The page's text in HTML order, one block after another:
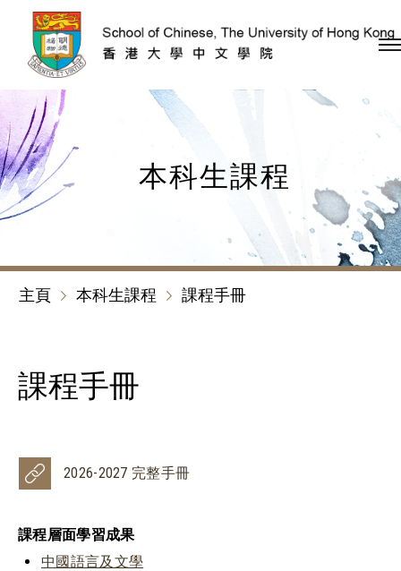
跳到內容（按回車鍵）
本科生課程
主頁 本科生課程 課程手冊
課程手冊
2026-2027 完整手冊
課程層面學習成果
中國語言及文學